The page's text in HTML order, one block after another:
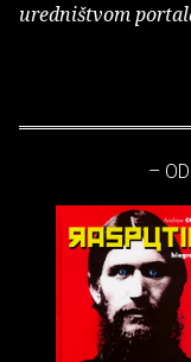
uredništvom
–